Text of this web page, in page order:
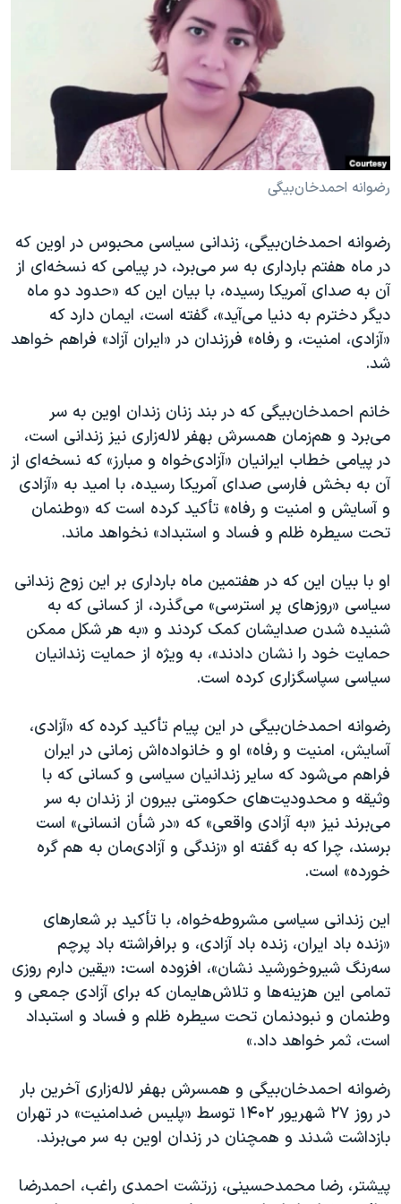
علم و فناوری
اسرائیل در جنگ
انتخابات ریاست جمهوری آمریکا ۲۰۲۴
حمله جمهوری اسلامی به اسرائیل
ورزش زنان در ایران
اعتراضات زن، زندگی، آزادی
تریبونال مردمی آبان ۹۸
دادگاه حمید نوری
چهل سال گروگان‌گیری
قانون شفافیت دارائی کادر رهبری ایران
اعتراضات مردمی آبان ۹۸
اسرائیل در جنگ
نرگس محمدی برنده جایزه نوبل صلح
همایش محافظه‌کاران آمریکا «سی‌پک»
صفحه‌های ویژه
سفر پرزیدنت ترامپ به چین
زبانهای مختلف
رضوانه احمدخان‌بیگی
رضوانه احمدخان‌بیگی، زندانی سیاسی محبوس در اوین که
در ماه هفتم بارداری به سر می‌برد، در پیامی که نسخه‌ای از
آن به صدای آمریکا رسیده، با بیان این که «حدود دو ماه
دیگر دخترم به دنیا می‌آید»، گفته است، ایمان دارد که
«آزادی، امنیت، و رفاه» فرزندان در «ایران آزاد» فراهم خواهد
شد.
خانم احمدخان‌بیگی که در بند زنان زندان اوین به سر
می‌برد و هم‌زمان همسرش بهفر لاله‌زاری نیز زندانی است،
در پیامی خطاب ایرانیان «آزادی‌خواه و مبارز» که نسخه‌ای از
آن به بخش فارسی صدای آمریکا رسیده، با امید به «آزادی
و آسایش و امنیت و رفاه» تأکید کرده است که «وطنمان
تحت سیطره ظلم و فساد و استبداد» نخواهد ماند.
او با بیان این که در هفتمین ماه بارداری بر این زوج زندانی
سیاسی «روزهای پر استرسی» می‌گذرد، از کسانی که به
شنیده شدن صدایشان کمک کردند و «به هر شکل ممکن
حمایت خود را نشان دادند»، به ویژه از حمایت زندانیان
سیاسی سپاسگزاری کرده است.
رضوانه احمدخان‌بیگی در این پیام تأکید کرده که «آزادی،
آسایش، امنیت و رفاه» او و خانواده‌اش زمانی در ایران
فراهم می‌شود که سایر زندانیان سیاسی و کسانی که با
وثیقه و محدودیت‌های حکومتی بیرون از زندان به سر
می‌برند نیز «به آزادی واقعی» که «در شأن انسانی» است
برسند، چرا که به گفته او «زندگی و آزادی‌مان به هم گره
خورده» است.
این زندانی سیاسی مشروطه‌خواه، با تأکید بر شعارهای
«زنده باد ایران، زنده باد آزادی، و برافراشته باد پرچم
سه‌رنگ شیروخورشید نشان»، افزوده است: «یقین دارم روزی
تمامی این هزینه‌ها و تلاش‌هایمان که برای آزادی جمعی و
وطنمان و نبودنمان تحت سیطره ظلم و فساد و استبداد
است، ثمر خواهد داد.»
رضوانه احمدخان‌بیگی و همسرش بهفر لاله‌زاری آخرین بار
در روز ۲۷ شهریور ۱۴۰۲ توسط «پلیس ضدامنیت» در تهران
بازداشت شدند و همچنان در زندان اوین به سر می‌برند.
پیشتر، رضا محمدحسینی، زرتشت احمدی راغب، احمدرضا